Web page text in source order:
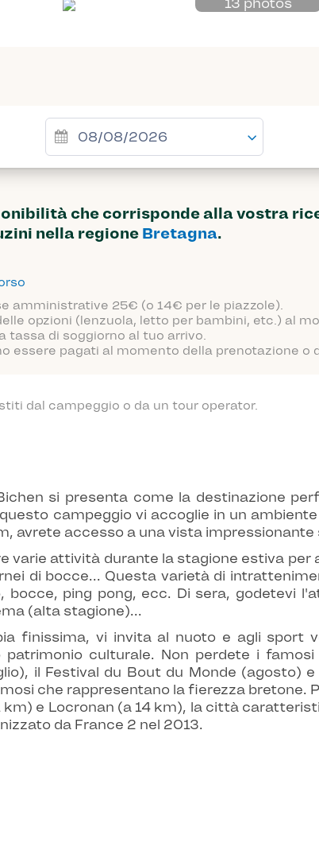
13 photos
che corrisponde alla vostra
nella regione Bretagna.
amministrative 25€ (o 14€ per le piazzole).
opzioni (lenzuola, letto per bambini, etc.) al
tassa di soggiorno al tuo arrivo.
essere pagati al momento della prenotazione o
dal campeggio o da un tour operator.
si presenta come la destinazione
campeggio vi accoglie in un
avrete accesso a una vista impressionante
varie attività durante la stagione estiva
di bocce... Questa varietà di
ping pong, ecc. Di sera, godetevi
(alta stagione)...
finissima, vi invita al nuoto e agli sport
culturale. Non perdete i
il Festival du Bout du Monde (agosto)
che rappresentano la fierezza bretone.
km) e Locronan (a 14 km), la città
da France 2 nel 2013.